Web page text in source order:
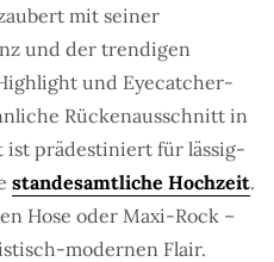
mit seiner
und der trendigen
und Eyecatcher-
Rückenausschnitt in
ist prädestiniert für lässig-
standesamtliche Hochzeit.
Hose oder Maxi-Rock –
modernen Flair.